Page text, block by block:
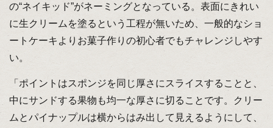
の“ネイキッド”がネーミングとなっている。表面にきれい
に生クリームを塗るという工程が無いため、一般的なショ
ートケーキよりお菓子作りの初心者でもチャレンジしやす
い。
「ポイントはスポンジを同じ厚さにスライスすることと、
中にサンドする果物も均一な厚さに切ることです。クリー
ムとパイナップルは横からはみ出して見えるようにして、